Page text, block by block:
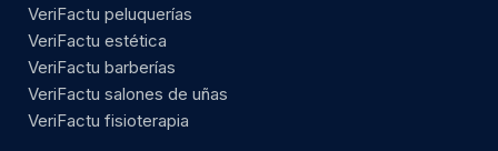
VeriFactu peluquerías
VeriFactu estética
VeriFactu barberías
VeriFactu salones de uñas
VeriFactu fisioterapia